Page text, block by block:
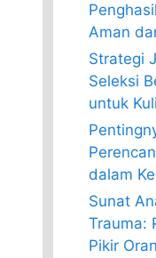
Aman
Strategi
Seleksi
untuk
dalam
Sunat
Trauma:
Pikir